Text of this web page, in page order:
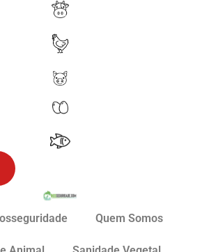
Quem Somos